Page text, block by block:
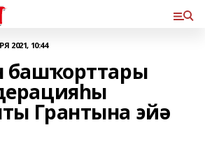
2021, 10:44
башҡорттары
Грантына эйә